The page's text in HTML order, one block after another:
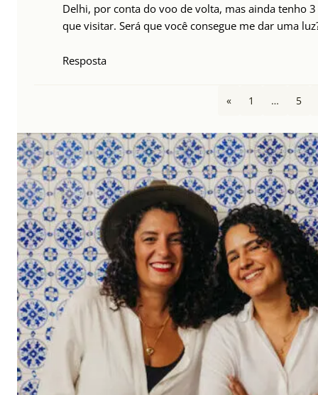
Delhi, por conta do voo de volta, mas ainda tenho
que visitar. Será que você consegue me dar uma
Resposta
« 1 … 5